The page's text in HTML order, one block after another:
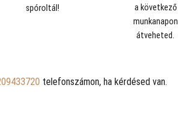
spóroltál!
a következő
munkanapon
átveheted.
telefonszámon, ha kérdésed van.